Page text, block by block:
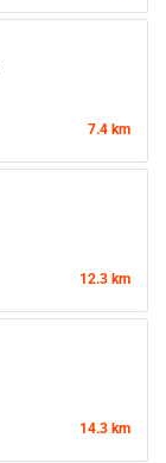
7.4 km
12.3 km
14.3 km